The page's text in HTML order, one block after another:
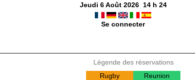
Jeudi 6 Août 2026 14h 24
Se connecter
Légende des réservations
Rugby
Reunion